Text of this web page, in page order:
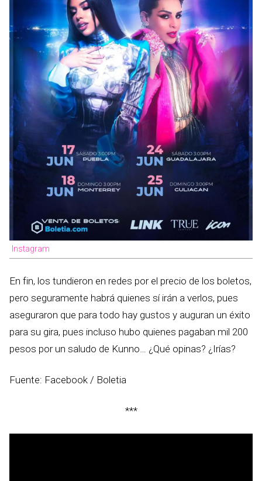
Instagram
En fin, los tundieron en redes por el precio de los boletos,
pero seguramente habrá quienes sí irán a verlos, pues
aseguraron que para todo hay gustos y auguran un éxito
para su gira, pues incluso hubo quienes pagaban mil 200
pesos por un saludo de Kunno… ¿Qué opinas? ¿Irías?
Fuente: Facebook / Boletia
***